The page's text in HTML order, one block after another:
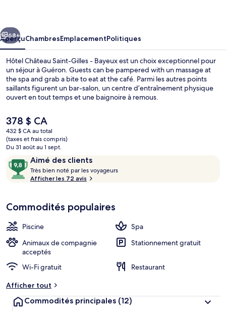
Gilles
-
Bayeux
Suivant
68+
AperçuChambresEmplacementPolitiques
Hôtel Château Saint-Gilles - Bayeux est un choix exceptionnel pour
un séjour à Guéron. Guests can be pampered with un massage at
the spa and grab a bite to eat at the café. Parmi les autres points
saillants figurent un bar-salon, un centre d’entraînement physique
ouvert en tout temps et une baignoire à remous.
Le
prix
actuel
est
de 378 $ CA
378 $ CA
432 $ CA au total
(taxes et frais compris)
Du 31 août au 1 sept.
Avis Aimé des clients
9,8
sur
10,
clients
Très bien noté par les voyageurs
i
e
n
n
o
p
Afficher les 72 avis
Commodités populaires
Piscine
Spa
Animaux de compagnie
acceptés
Stationnement gratuit
Wi-Fi gratuit
Restaurant
Afficher tout
Commodités principales (12)